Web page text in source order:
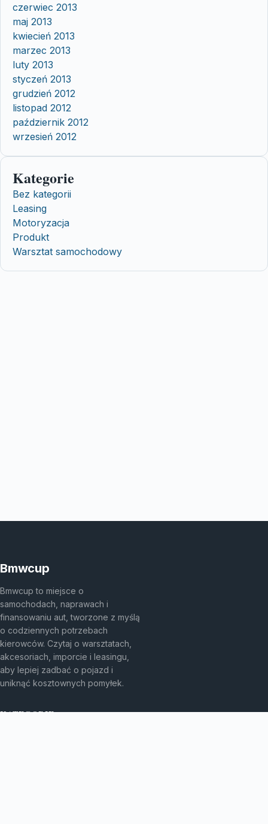
czerwiec 2013
maj 2013
kwiecień 2013
marzec 2013
luty 2013
styczeń 2013
grudzień 2012
listopad 2012
październik 2012
wrzesień 2012
Kategorie
Bez kategorii
Leasing
Motoryzacja
Produkt
Warsztat samochodowy
Bmwcup
Bmwcup to miejsce o
samochodach, naprawach i
finansowaniu aut, tworzone z myślą
o codziennych potrzebach
kierowców. Czytaj o warsztatach,
akcesoriach, imporcie i leasingu,
aby lepiej zadbać o pojazd i
uniknąć kosztownych pomyłek.
KATEGORIE